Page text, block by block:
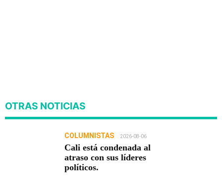
OTRAS NOTICIAS
COLUMNISTAS 2026-08-06
Cali está condenada al
atraso con sus líderes
políticos.